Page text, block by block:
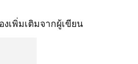
งเพิ่มเติมจากผู้เขียน